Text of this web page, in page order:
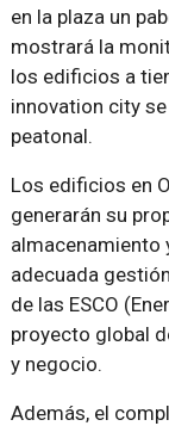
en la plaza un
mostrará la
los edificios a
innovation city
peatonal.
Los edificios en
generarán su
almacenamiento
adecuada
de las ESCO
proyecto global
y negocio.
Además, el